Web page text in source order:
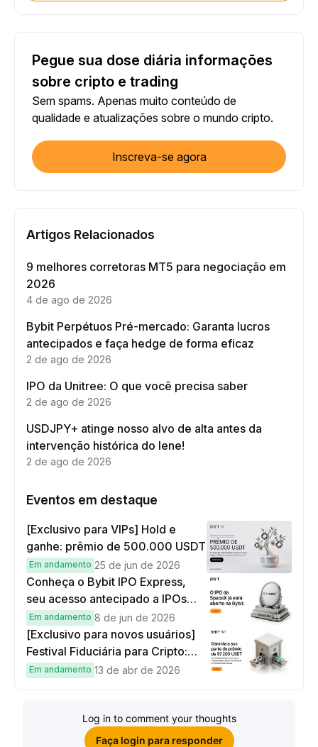
Pegue sua dose diária informações
sobre cripto e trading
Sem spams. Apenas muito conteúdo de
qualidade e atualizações sobre o mundo cripto.
Inscreva-se agora
Artigos Relacionados
9 melhores corretoras MT5 para negociação em
2026
4 de ago de 2026
Bybit Perpétuos Pré-mercado: Garanta lucros
antecipados e faça hedge de forma eficaz
2 de ago de 2026
IPO da Unitree: O que você precisa saber
2 de ago de 2026
USDJPY+ atinge nosso alvo de alta antes da
intervenção histórica do Iene!
2 de ago de 2026
Eventos em destaque
[Exclusivo para VIPs] Hold e
ganhe: prêmio de 500.000 USDT
Em andamento 25 de jun de 2026
Conheça o Bybit IPO Express,
seu acesso antecipado a IPOs
globais
Em andamento 8 de jun de 2026
[Exclusivo para novos usuários]
Festival Fiduciária para Cripto:
complete tarefas simples e
Em andamento 13 de abr de 2026
Log in to comment your thoughts
Faça login para responder